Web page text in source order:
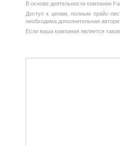
В основе деятельности компании
Доступ к ценам, полным прайс-
необходима дополнительная
Если ваша компания является